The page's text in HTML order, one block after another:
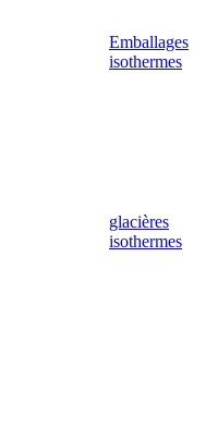
Emballages
isothermes
glacières
isothermes